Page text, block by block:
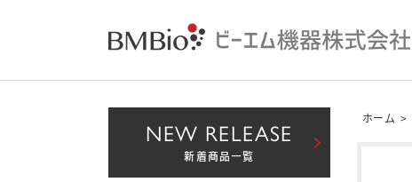
ホーム >
NEW RELEASE
新着商品一覧